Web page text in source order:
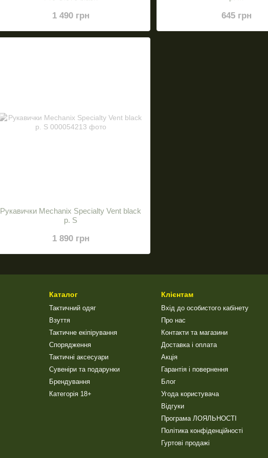
1 490 грн 645 грн
Рукавички Mechanix Specialty Vent black
р. S
1 890 грн
Каталог
Тактичний одяг
Взуття
Тактичне екіпірування
Спорядження
Тактичні аксесуари
Сувеніри та подарунки
Брендування
Категорія 18+
Клієнтам
Вхід до особистого кабінету
Про нас
Контакти та магазини
Доставка і оплата
Акція
Гарантія і повернення
Блог
Угода користувача
Відгуки
Програма ЛОЯЛЬНОСТІ
Політика конфіденційності
Гуртові продажі